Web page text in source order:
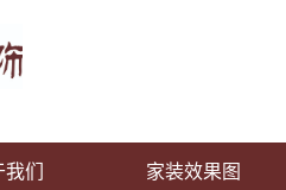
们 家装效果图